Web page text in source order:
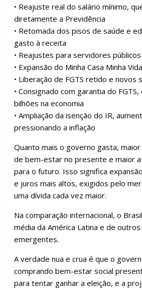
• Reajuste real do salário mínimo,
diretamente a Previdência
• Retomada dos pisos de saúde e
gasto à receita
• Reajustes para servidores públicos
• Expansão do Minha Casa Minha Vida
• Liberação de FGTS retido e novos
• Consignado com garantia do
bilhões na economia
• Ampliação da isenção do IR,
pressionando a inflação
Quanto mais o governo gasta,
de bem-estar no presente e maior
para o futuro. Isso significa
e juros mais altos, exigidos pelo
uma dívida cada vez maior.
Na comparação internacional, o
média da América Latina e de
emergentes.
A verdade nua e crua é que o
comprando bem-estar social
para tentar ganhar a eleição, e a